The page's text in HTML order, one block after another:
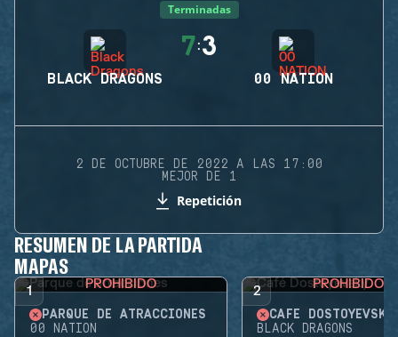
Terminadas
BLACK DRAGONS
7:3
00 NATION
2 DE OCTUBRE DE 2022 A LAS 17:00
MEJOR DE 1
Repetición
RESUMEN DE LA PARTIDA
MAPAS
1 PROHIBIDO
PARQUE DE ATRACCIONES
00 NATION
2 PROHIBIDO
CAFÉ DOSTOYEVSKY
BLACK DRAGONS